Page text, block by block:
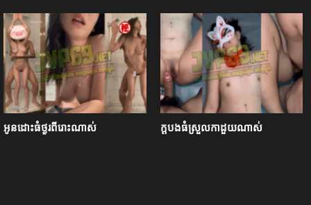
អូនដោះធំថ្ងូរពីរោះណាស់ ក្ដបងធំស្រួលកាដួយណាស់